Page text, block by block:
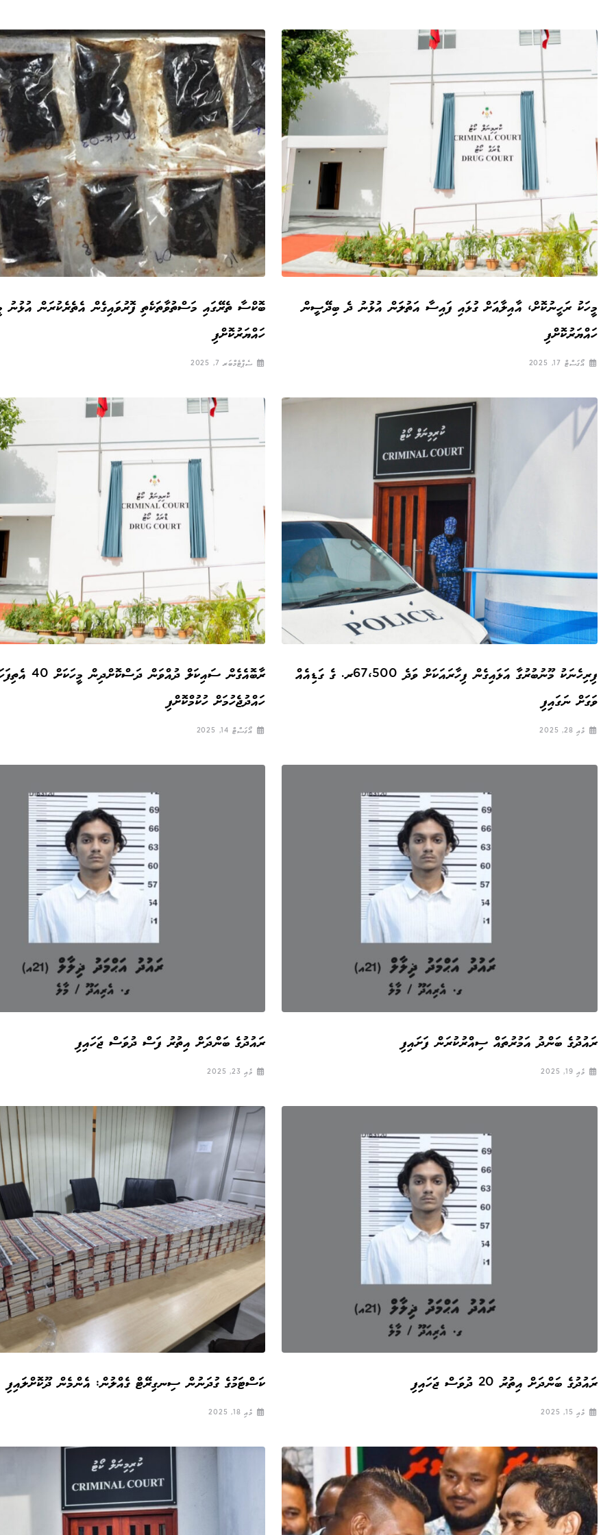
ބޮކްސާ ތެރޭގައި މަސްތުވާތަކެތި ފޮރުވައިގެން އެތެރެކުރަން އުޅުނު
ހައްޔަރުކޮށްފި
ސެޕްޓެމްބަރ 7, 2025
މީހަކު ރަހީނުކޮށް، އާއިލާއަށް ގުޅައި ފައިސާ އަތުލަން އުޅުނު ދެ ބިދޭސީން
ހައްޔަރުކޮށްފި
އޯގަސްޓް 17, 2025
ރާބޮއެގެން ސައިކަލް ދުއްވަން
ހައްދުޖެހުމަށް ހުކުމްކޮށްފި
އޯގަސްޓް 14, 2025
ފިރިހެނަކު މޫނުބުރުގާ އަޅައިގެން ފިހާރައަކަށް ވަދެ 67،500ރ. ގެ ގަޑިއެއް
ވަގަށް ނަގައިފި
މެއި 28, 2025
ރައުދުގެ ބަންދަށް އިތުރު ފަސް ދުވަސް ޖަހައިފި
މެއި 23, 2025
ރައުދުގެ ބަންދު އަމުރުތައް ސިއްރުކުރަން ފަށައިފި
މެއި 19, 2025
ކަސްޓަމުގެ ގުދަނުން ސިނގިރޭޓް ގެއްލުން: އެންމެން ދޫކޮށްލައިފި
މެއި 18, 2025
ރައުދުގެ ބަންދަށް އިތުރު 20 ދުވަސް ޖަހައިފި
މެއި 15, 2025